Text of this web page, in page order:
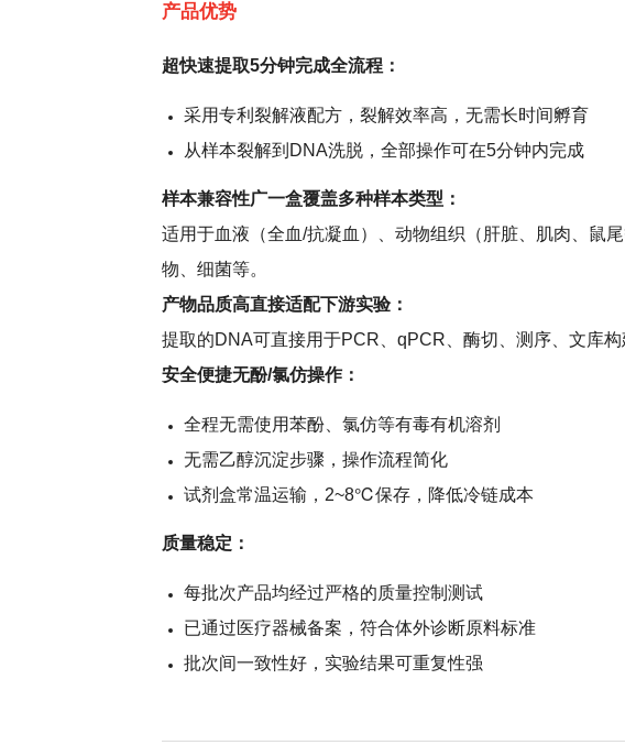
产品优势
超快速提取5分钟完成全流程：
采用专利裂解液配方，裂解效率高，无需长时间孵育
从样本裂解到DNA洗脱，全部操作可在5分钟内完成
样本兼容性广一盒覆盖多种样本类型：
适用于血液（全血/抗凝血）、动物组织（肝脏、肌肉、鼠
物、细菌等。
产物品质高直接适配下游实验：
提取的DNA可直接用于PCR、qPCR、酶切、测序、文库
安全便捷无酚/氯仿操作：
全程无需使用苯酚、氯仿等有毒有机溶剂
无需乙醇沉淀步骤，操作流程简化
试剂盒常温运输，2~8℃保存，降低冷链成本
质量稳定：
每批次产品均经过严格的质量控制测试
已通过医疗器械备案，符合体外诊断原料标准
批次间一致性好，实验结果可重复性强